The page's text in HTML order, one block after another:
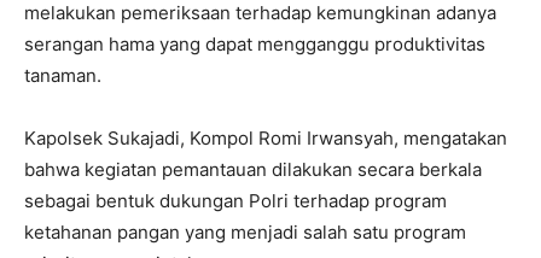
melakukan pemeriksaan terhadap kemungkinan adanya
serangan hama yang dapat mengganggu produktivitas
tanaman.
Kapolsek Sukajadi, Kompol Romi Irwansyah, mengatakan
bahwa kegiatan pemantauan dilakukan secara berkala
sebagai bentuk dukungan Polri terhadap program
ketahanan pangan yang menjadi salah satu program